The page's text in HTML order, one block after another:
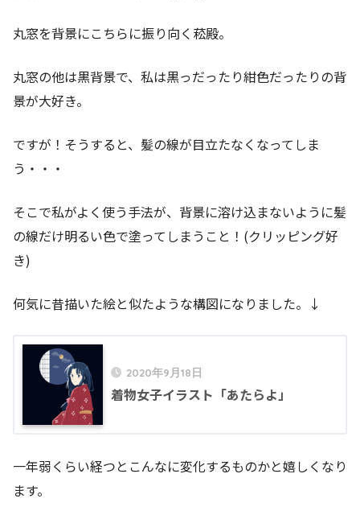
丸窓を背景にこちらに振り向く菘殿。
丸窓の他は黒背景で、私は黒っだったり紺色だったりの背
景が大好き。
ですが！そうすると、髪の線が目立たなくなってしま
う・・・
そこで私がよく使う手法が、背景に溶け込まないように髪
の線だけ明るい色で塗ってしまうこと！(クリッピング好
き)
何気に昔描いた絵と似たような構図になりました。↓
2020年9月18日
着物女子イラスト「あたらよ」
一年弱くらい経つとこんなに変化するものかと嬉しくなり
ます。